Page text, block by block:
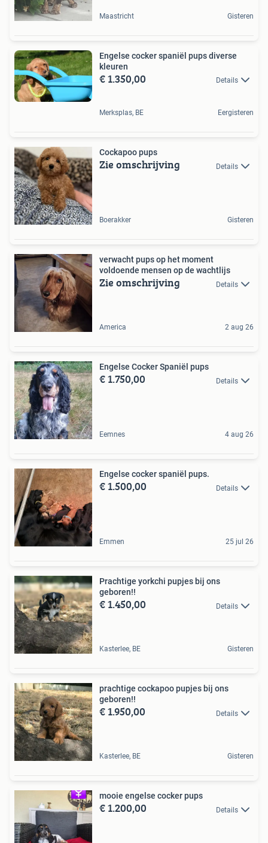
Maastricht Gisteren
Engelse cocker spaniël pups diverse
kleuren
€ 1.350,00 Details
Merksplas, BE Eergisteren
Cockapoo pups
Zie omschrijving Details
Boerakker Gisteren
verwacht pups op het moment
voldoende mensen op de wachtlijs
Zie omschrijving Details
America 2 aug 26
Engelse Cocker Spaniël pups
€ 1.750,00 Details
Eemnes 4 aug 26
Engelse cocker spaniël pups.
€ 1.500,00 Details
Emmen 25 jul 26
Prachtige yorkchi pupjes bij ons
geboren!!
€ 1.450,00 Details
Kasterlee, BE Gisteren
prachtige cockapoo pupjes bij ons
geboren!!
€ 1.950,00 Details
Kasterlee, BE Gisteren
mooie engelse cocker pups
€ 1.200,00 Details